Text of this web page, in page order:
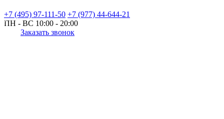
+7 (495) 97-111-50 +7 (977) 44-644-21
ПН - ВС 10:00 - 20:00
Заказать звонок